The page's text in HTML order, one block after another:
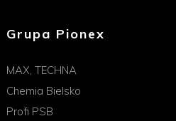
Grupa Pionex
MAX, TECHNA
Chemia Bielsko
Profi PSB